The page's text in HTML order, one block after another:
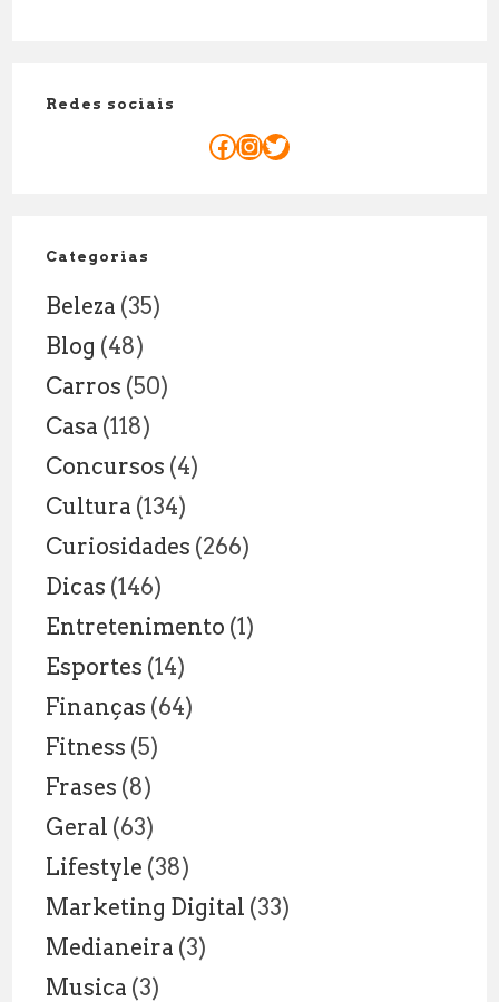
a
Redes sociais
Facebook
Instagram
Twitter
Categorias
Beleza (35)
Blog (48)
Carros (50)
Casa (118)
Concursos (4)
Cultura (134)
Curiosidades (266)
Dicas (146)
Entretenimento (1)
Esportes (14)
Finanças (64)
Fitness (5)
Frases (8)
Geral (63)
Lifestyle (38)
Marketing Digital (33)
Medianeira (3)
Musica (3)